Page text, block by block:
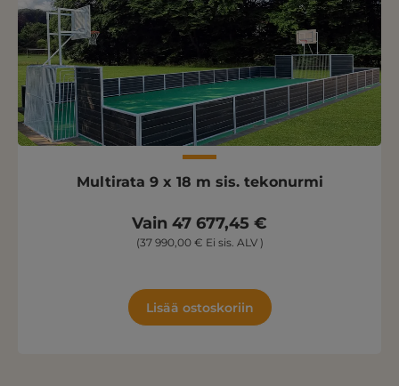
Multirata 9 x 18 m sis. tekonurmi
Vain 47 677,45 €
(37 990,00 € Ei sis. ALV )
Lisää ostoskoriin